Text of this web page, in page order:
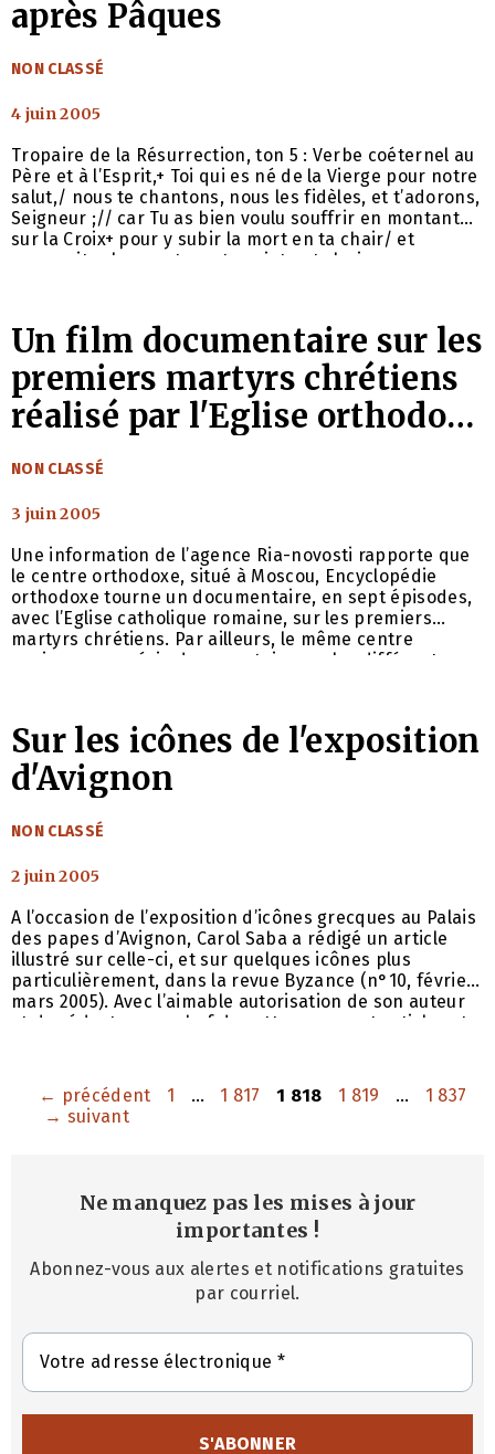
après Pâques
CATÉGORIES
NON CLASSÉ
4 juin 2005
Tropaire de la Résurrection, ton 5 : Verbe coéternel au
Père et à l’Esprit,+ Toi qui es né de la Vierge pour notre
salut,/ nous te chantons, nous les fidèles, et t’adorons,
Seigneur ;// car Tu as bien voulu souffrir en montant
sur la Croix+ pour y subir la mort en ta chair/ et
ressusciter les morts en ta sainte et glorieuse
Un film documentaire sur les
premiers martyrs chrétiens
réalisé par l'Eglise orthodoxe
russe et l'Eglise catholique
CATÉGORIES
NON CLASSÉ
3 juin 2005
Une information de l’agence Ria-novosti rapporte que
le centre orthodoxe, situé à Moscou, Encyclopédie
orthodoxe tourne un documentaire, en sept épisodes,
avec l’Eglise catholique romaine, sur les premiers
martyrs chrétiens. Par ailleurs, le même centre
envisage une série documentaire sur les différentes
Sur les icônes de l'exposition
d'Avignon
CATÉGORIES
NON CLASSÉ
2 juin 2005
A l’occasion de l’exposition d’icônes grecques au Palais
des papes d’Avignon, Carol Saba a rédigé un article
illustré sur celle-ci, et sur quelques icônes plus
particulièrement, dans la revue Byzance (n°10, février-
mars 2005). Avec l’aimable autorisation de son auteur
et du rédacteur en chef de cette revue, cet article est
responsable de
← précédent Page
1 … Page
1 817 Page
1 818 Page
1 819 … Page
1 837
→ suivant
Ne manquez pas les mises à jour
importantes !
Abonnez-vous aux alertes et notifications gratuites
par courriel.